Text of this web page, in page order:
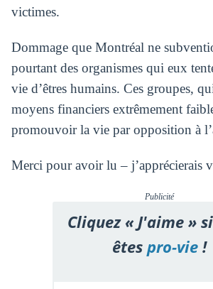
victimes.
Dommage que Montréal ne
pourtant des organismes qui eux
vie d’êtres humains. Ces groupes,
moyens financiers extrêmement
promouvoir la vie par opposition à
Merci pour avoir lu – j’apprécierais
Publicité
Cliquez « J'aime »
êtespro-vie!